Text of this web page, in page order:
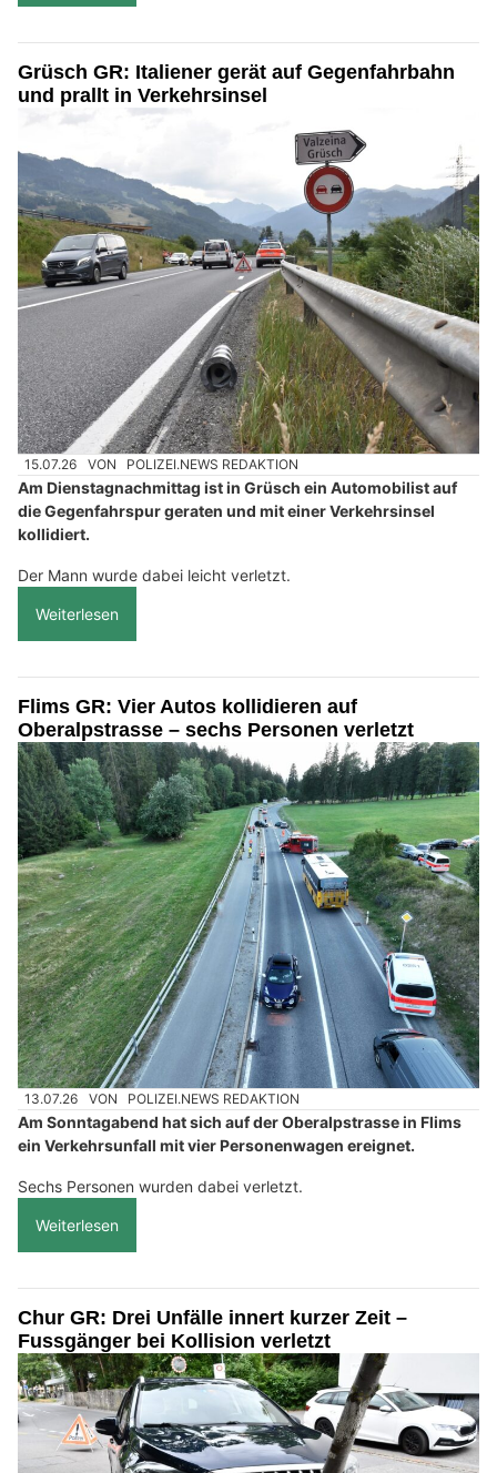
Grüsch GR: Italiener gerät auf Gegenfahrbahn
und prallt in Verkehrsinsel
15.07.26 VON POLIZEI.NEWS REDAKTION
Am Dienstagnachmittag ist in Grüsch ein Automobilist auf
die Gegenfahrspur geraten und mit einer Verkehrsinsel
kollidiert.
Der Mann wurde dabei leicht verletzt.
Weiterlesen
Flims GR: Vier Autos kollidieren auf
Oberalpstrasse – sechs Personen verletzt
13.07.26 VON POLIZEI.NEWS REDAKTION
Am Sonntagabend hat sich auf der Oberalpstrasse in Flims
ein Verkehrsunfall mit vier Personenwagen ereignet.
Sechs Personen wurden dabei verletzt.
Weiterlesen
Chur GR: Drei Unfälle innert kurzer Zeit –
Fussgänger bei Kollision verletzt